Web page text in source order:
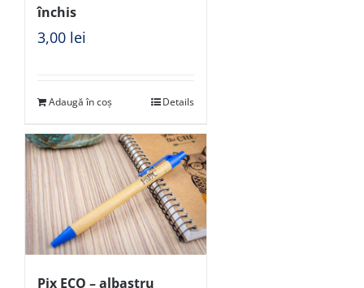
închis
3,00 lei
Adaugă în coș Details
Pix ECO – albastru